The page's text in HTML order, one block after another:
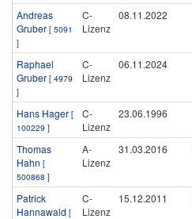
Andreas
Gruber [ 5091
]
C-
Lizenz
08.11.2022
Raphael
Gruber [ 4979
]
C-
Lizenz
06.11.2024
Hans Hager [
100229 ]
C-
Lizenz
23.06.1996
Thomas
Hahn [
500868 ]
A-
Lizenz
31.03.2016
Patrick
Hannawald [
C-
Lizenz
15.12.2011